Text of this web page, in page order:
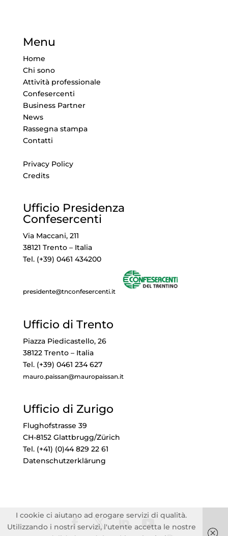
Menu
Home
Chi sono
Attività professionale
Confesercenti
Business Partner
News
Rassegna stampa
Contatti
Privacy Policy
Credits
Ufficio Presidenza
Confesercenti
Via Maccani, 211
38121 Trento – Italia
Tel. (+39) 0461 434200
presidente@tnconfesercenti.it
Ufficio di Trento
Piazza Piedicastello, 26
38122 Trento – Italia
Tel. (+39) 0461 234 627
mauro.paissan@mauropaissan.it
Ufficio di Zurigo
Flughofstrasse 39
CH-8152 Glattbrugg/Zürich
Tel. (+41) (0)44 829 22 61
Datenschutzerklärung
I cookie ci aiutano ad erogare servizi di qualità.
Utilizzando i nostri servizi, l'utente accetta le nostre